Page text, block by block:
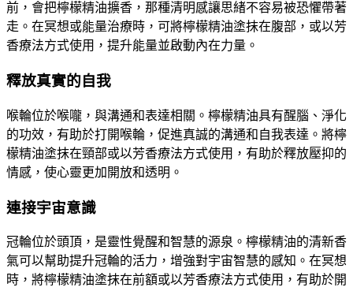
前，會把檸檬精油擴香，那種清明感讓思緒不容易被恐懼帶著
走。在冥想或能量治療時，可將檸檬精油塗抹在腹部，或以芳
香療法方式使用，提升能量並啟動內在力量。
釋放真實的自我
喉輪位於喉嚨，與溝通和表達相關。檸檬精油具有醒腦、淨化
的功效，有助於打開喉輪，促進真誠的溝通和自我表達。將檸
檬精油塗抹在頸部或以芳香療法方式使用，有助於釋放壓抑的
情感，使心靈更加開放和透明。
連接宇宙意識
冠輪位於頭頂，是靈性覺醒和智慧的源泉。檸檬精油的清新香
氣可以幫助提升冠輪的活力，增強對宇宙智慧的感知。在冥想
時，將檸檬精油塗抹在前額或以芳香療法方式使用，有助於開